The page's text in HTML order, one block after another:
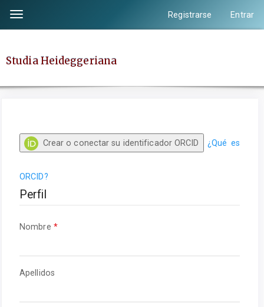
contenido
Contenido
Barra
lateral
Toggle
navigation
Registrarse Entrar
Studia Heideggeriana
Crear o conectar su identificador ORCID ¿Qué es
ORCID?
Perfil
Nombre *Obligatorio
ApellidosObligatorio